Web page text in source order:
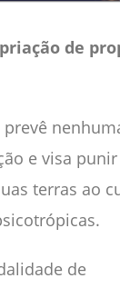
de
prevê
e visa
terras ao
de